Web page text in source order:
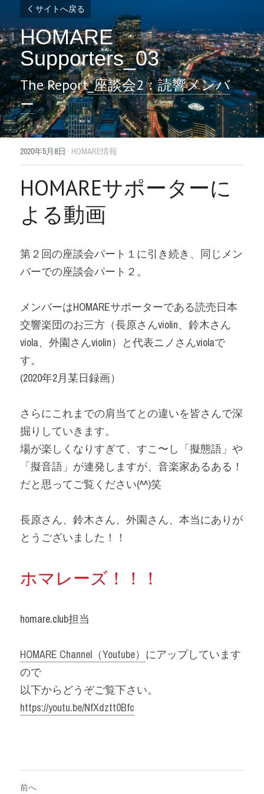
サイトへ戻る
HOMARE
Supporters_03
The Report_座談会2：読響メンバ
ー
2020年5月8日 · HOMARE情報
HOMAREサポーターに
よる動画
第２回の座談会パート１に引き続き、同じメン
バーでの座談会パート２。
メンバーはHOMAREサポーターである読売日本
交響楽団のお三方（長原さんviolin、鈴木さん
viola、外園さんviolin）と代表ニノさんviolaで
す。
(2020年2月某日録画）
さらにこれまでの肩当てとの違いを皆さんで深
掘りしていきます。
場が楽しくなりすぎて、すこ〜し「擬態語」や
「擬音語」が連発しますが、音楽家あるある！
だと思ってご覧ください(^^)笑
長原さん、鈴木さん、外園さん、本当にありが
とうございました！！
ホマレーズ！！！
homare.club担当
HOMARE Channel（Youtube） にアップしています
ので
以下からどうぞご覧下さい。
https://youtu.be/NfXdztt0Bfc
前へ